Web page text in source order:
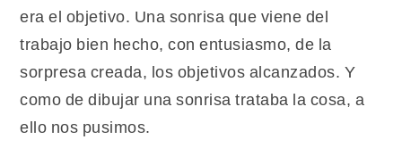
era el objetivo. Una sonrisa que viene del
trabajo bien hecho, con entusiasmo, de la
sorpresa creada, los objetivos alcanzados. Y
como de dibujar una sonrisa trataba la cosa, a
ello nos pusimos.